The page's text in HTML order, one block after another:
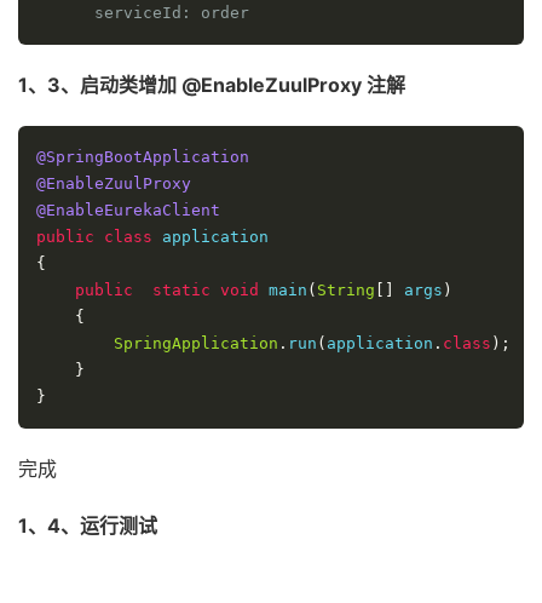
      serviceId: order
1、3、启动类增加 @EnableZuulProxy 注解
@SpringBootApplication
@EnableZuulProxy
@EnableEurekaClient
public
class
{
public
static void main ( String args )
{
SpringApplication . run ( application . class );
}
}
完成
1、4、运行测试